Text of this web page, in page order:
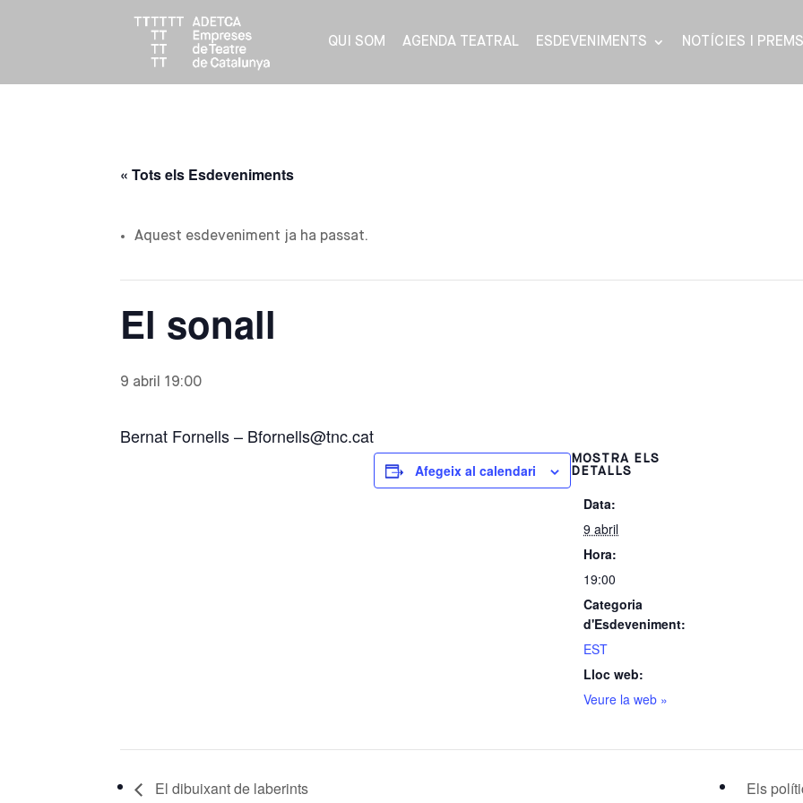
QUI SOM AGENDA TEATRAL ESDEVENIMENTS NOTÍCIES I
« Tots els Esdeveniments
Aquest esdeveniment ja ha passat.
El sonall
9 abril 19:00
Bernat Fornells – Bfornells@tnc.cat
Afegeix al calendari
MOSTRA ELS
DETALLS
Data:
9 abril
Hora:
19:00
Categoria
d'Esdeveniment:
EST
Lloc web:
Veure la web »
El dibuixant de laberints Els